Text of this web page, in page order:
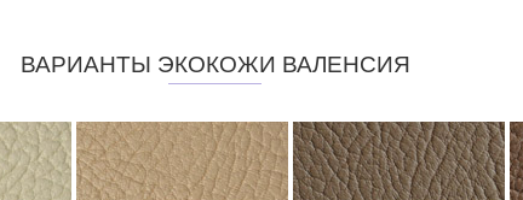
ВАРИАНТЫ ЭКОКОЖИ ВАЛЕНСИЯ